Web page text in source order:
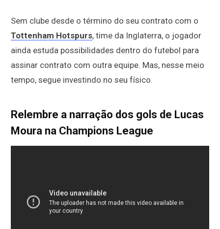
Sem clube desde o término do seu contrato com o
Tottenham Hotspurs, time da Inglaterra, o jogador
ainda estuda possibilidades dentro do futebol para
assinar contrato com outra equipe. Mas, nesse meio
tempo, segue investindo no seu físico.
Relembre a narração dos gols de Lucas
Moura na Champions League